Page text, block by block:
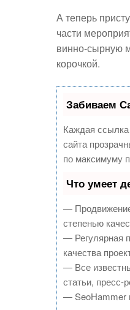
А теперь
части
винно-сырную
корочкой.
Забиваем
Каждая ссылка
сайта
по максимуму
Что умеет
—
степенью
— Регулярная
качества
— Все
статьи, пресс-
— SeoHammer